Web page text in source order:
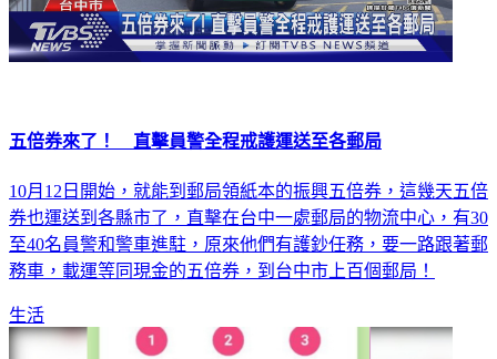
五倍券來了！ 直擊員警全程戒護運送至各郵局
10月12日開始，就能到郵局領紙本的振興五倍券，這幾天五倍
券也運送到各縣市了，直擊在台中一處郵局的物流中心，有30
至40名員警和警車進駐，原來他們有護鈔任務，要一路跟著郵
務車，載運等同現金的五倍券，到台中市上百個郵局！
生活